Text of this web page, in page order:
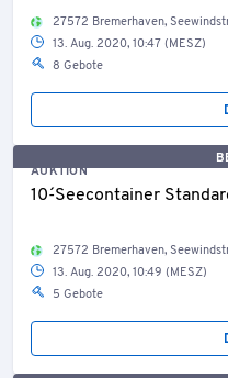
27572 Bremerhaven, Seewindstr. 4/
13. Aug. 2020, 10:47 (MESZ)
8 Gebote
AUKTION
10´-Seecontainer
27572 Bremerhaven, Seewindstr. 4/
13. Aug. 2020, 10:49 (MESZ)
5 Gebote